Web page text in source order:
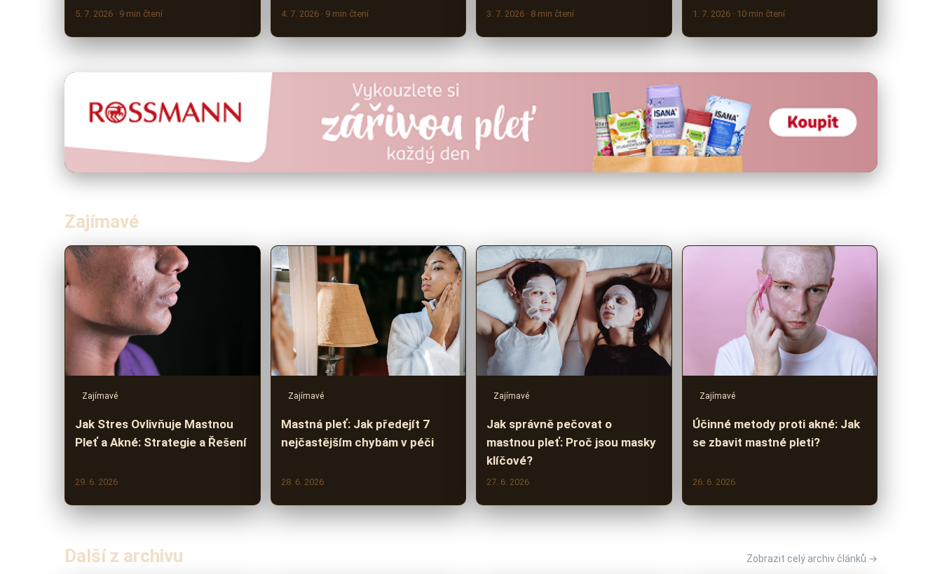
5. 7. 2026 · 9 min čtení 4. 7. 2026· 9 min čtení 3. 7. 2026 · 8 min čtení 1. 7. 2026· 10 min čtení
Zajímavé
Zajímavé
Jak Stres Ovlivňuje Mastnou
Pleť a Akné: Strategie a Řešení
29. 6. 2026
Zajímavé
Mastná pleť: Jak předejít 7
nejčastějším chybám v péči
28. 6. 2026
Zajímavé
Jak správně pečovat o
mastnou pleť: Proč jsou masky
klíčové?
27. 6. 2026
Zajímavé
Účinné metody proti akné: Jak
se zbavit mastné pleti?
26. 6. 2026
Další z archivu Zobrazit celý archiv článků →